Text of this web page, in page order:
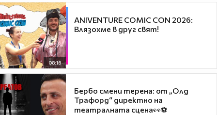
08:16
ANIVENTURE COMIC CON 2026:
Влязохме в друг свят!
Бербо смени терена: от „Олд
Трафорд“ директно на
театралната сцена👀⚽